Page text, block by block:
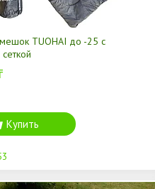
TUOHAI до -25 с
Купить